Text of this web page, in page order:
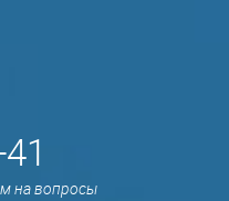
на вопросы